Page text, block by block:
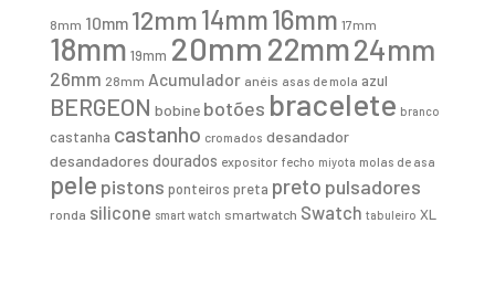
8mm 10mm 12mm14mm16mm 17mm
18mm 19mm 20mm 22mm24mm
26mm 28mm Acumulador anéis asas de mola azul
BERGEON bobine botões bracelete branco
castanha castanho cromados desandador
desandadores dourados expositor fecho miyota molas de asa
pele pistons ponteiros preta preto pulsadores
ronda silicone smart watch smartwatch Swatch tabuleiro XL